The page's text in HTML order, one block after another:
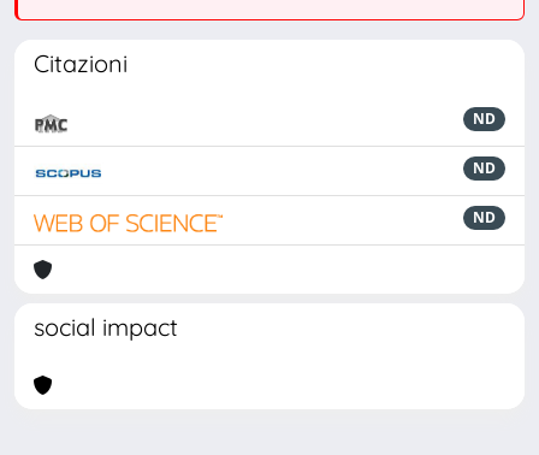
Citazioni
ND
ND
ND
social impact